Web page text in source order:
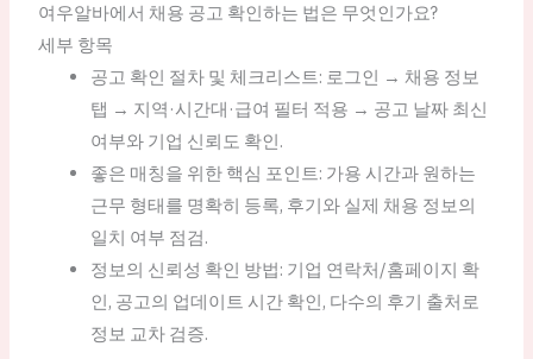
여우알바에서 채용 공고 확인하는 법은 무엇인가요?
세부 항목
공고 확인 절차 및 체크리스트: 로그인 → 채용 정보
탭 → 지역·시간대·급여 필터 적용 → 공고 날짜 최신
여부와 기업 신뢰도 확인.
좋은 매칭을 위한 핵심 포인트: 가용 시간과 원하는
근무 형태를 명확히 등록, 후기와 실제 채용 정보의
일치 여부 점검.
정보의 신뢰성 확인 방법: 기업 연락처/홈페이지 확
인, 공고의 업데이트 시간 확인, 다수의 후기 출처로
정보 교차 검증.